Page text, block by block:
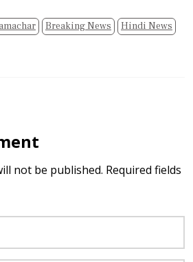
Samachar Breaking News Hindi News
not be published. Required fields